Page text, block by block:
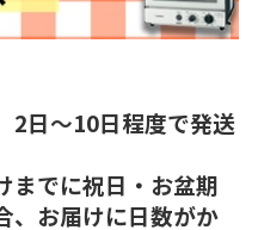
日～10日程度で発送
でに祝日・お盆期
、お届けに日数がか